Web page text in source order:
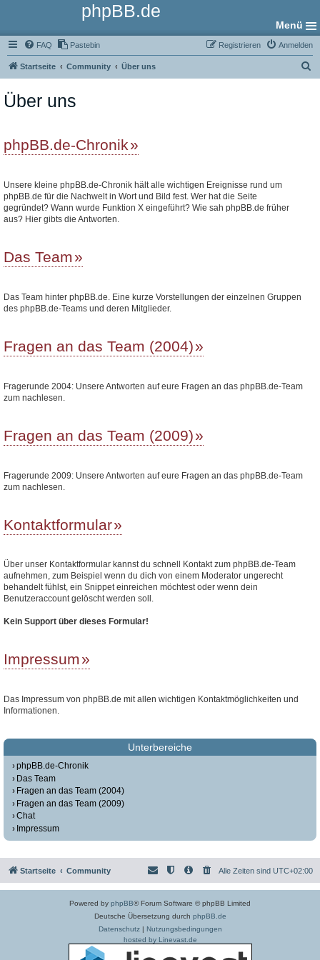
phpBB.de
Menü
FAQ Pastebin Anmelden
Registrieren
Startseite Community Über uns
Über uns
phpBB.de-Chronik
Unsere kleine phpBB.de-Chronik hält alle wichtigen Ereignisse rund um
phpBB.de für die Nachwelt in Wort und Bild fest. Wer hat die Seite
gegründet? Wann wurde Funktion X eingeführt? Wie sah phpBB.de früher
aus? Hier gibts die Antworten.
Das Team
Das Team hinter phpBB.de. Eine kurze Vorstellungen der einzelnen Gruppen
des phpBB.de-Teams und deren Mitglieder.
Fragen an das Team (2004)
Fragerunde 2004: Unsere Antworten auf eure Fragen an das phpBB.de-Team
zum nachlesen.
Fragen an das Team (2009)
Fragerunde 2009: Unsere Antworten auf eure Fragen an das phpBB.de-Team
zum nachlesen.
Kontaktformular
Über unser Kontaktformular kannst du schnell Kontakt zum phpBB.de-Team
aufnehmen, zum Beispiel wenn du dich von einem Moderator ungerecht
behandelt fühlst, ein Snippet einreichen möchtest oder wenn dein
Benutzeraccount gelöscht werden soll.
Kein Support über dieses Formular!
Impressum
Das Impressum von phpBB.de mit allen wichtigen Kontaktmöglichkeiten und
Informationen.
Unterbereiche
phpBB.de-Chronik
Das Team
Fragen an das Team (2004)
Fragen an das Team (2009)
Chat
Impressum
Startseite Community Alle Zeiten sind UTC+02:00
Powered by phpBB® Forum Software © phpBB Limited
Deutsche Übersetzung durch phpBB.de
Datenschutz| Nutzungsbedingungen
hosted by Linevast.de